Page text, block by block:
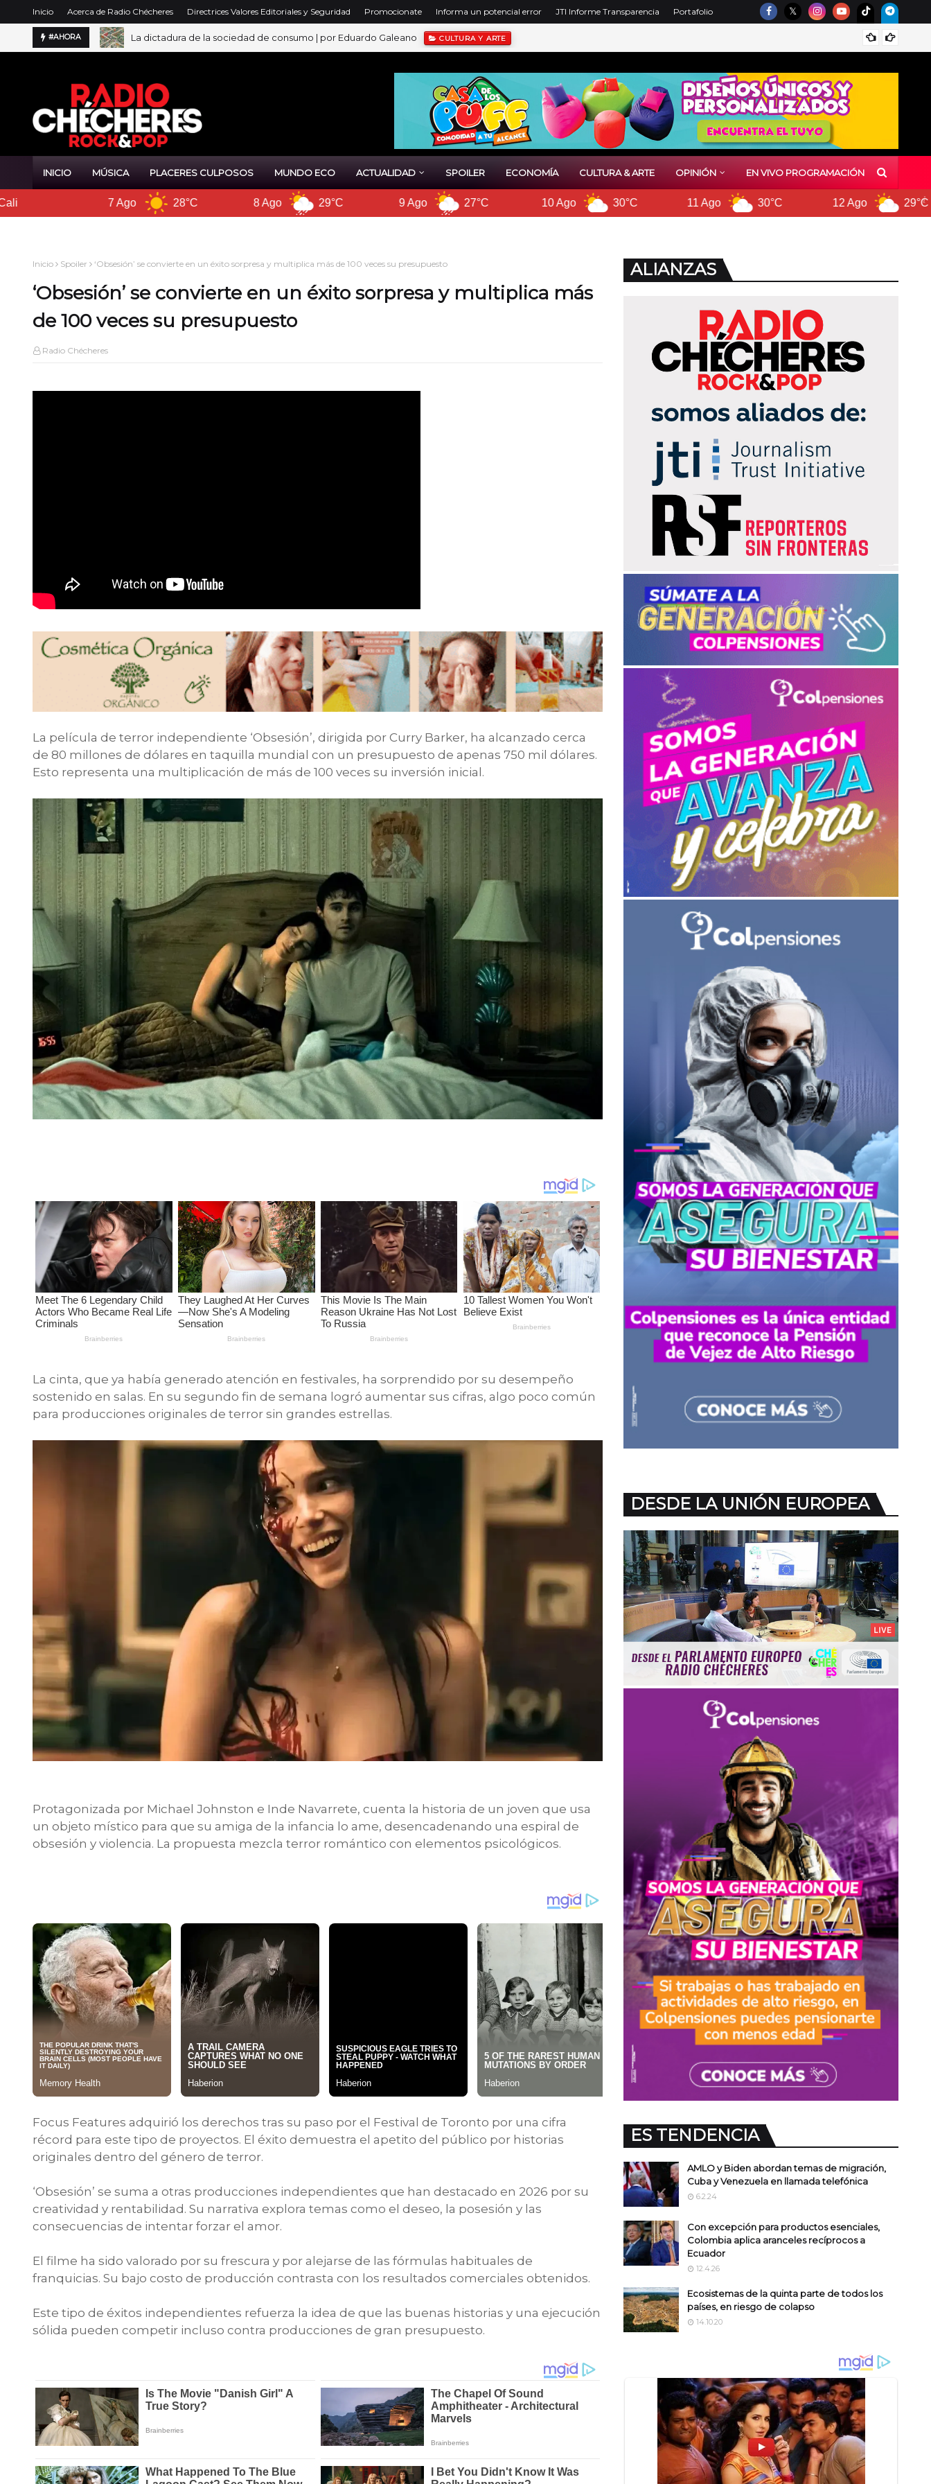
Inicio Acerca de Radio Chécheres Directrices Valores Editoriales y Seguridad Promocionate Informa un potencial error JTI Informe Transparencia Portafolio
#AHORA La dictadura de la sociedad de consumo | por Eduardo Galeano CULTURA Y ARTE
INICIO MÚSICA PLACERES CULPOSOS MUNDO ECO ACTUALIDAD SPOILER ECONOMÍA CULTURA & ARTE OPINIÓN EN VIVO PROGRAMACIÓN
7 Ago 8 Ago 9 Ago 10 Ago 11 Ago 12 Ago 13 Ago
Inicio Spoiler ‘Obsesión’ se convierte en un éxito sorpresa y multiplica más de 100 veces su presupuesto
‘Obsesión’ se convierte en un éxito sorpresa y multiplica más
de 100 veces su presupuesto
Radio Chécheres
La película de terror independiente ‘Obsesión’, dirigida por Curry Barker, ha alcanzado cerca
de 80 millones de dólares en taquilla mundial con un presupuesto de apenas 750 mil dólares.
Esto representa una multiplicación de más de 100 veces su inversión inicial.
La cinta, que ya había generado atención en festivales, ha sorprendido por su desempeño
sostenido en salas. En su segundo fin de semana logró aumentar sus cifras, algo poco común
para producciones originales de terror sin grandes estrellas.
Protagonizada por Michael Johnston e Inde Navarrete, cuenta la historia de un joven que usa
un objeto místico para que su amiga de la infancia lo ame, desencadenando una espiral de
obsesión y violencia. La propuesta mezcla terror romántico con elementos psicológicos.
Focus Features adquirió los derechos tras su paso por el Festival de Toronto por una cifra
récord para este tipo de proyectos. El éxito demuestra el apetito del público por historias
originales dentro del género de terror.
‘Obsesión’ se suma a otras producciones independientes que han destacado en 2026 por su
creatividad y rentabilidad. Su narrativa explora temas como el deseo, la posesión y las
consecuencias de intentar forzar el amor.
El filme ha sido valorado por su frescura y por alejarse de las fórmulas habituales de
franquicias. Su bajo costo de producción contrasta con los resultados comerciales obtenidos.
Este tipo de éxitos independientes refuerza la idea de que las buenas historias y una ejecución
sólida pueden competir incluso contra producciones de gran presupuesto.
ALIANZAS
DESDE LA UNIÓN EUROPEA
ES TENDENCIA
AMLO y Biden abordan temas de migración,
Cuba y Venezuela en llamada telefónica
6.2.24
Con excepción para productos esenciales,
Colombia aplica aranceles recíprocos a
Ecuador
12.4.26
Ecosistemas de la quinta parte de todos los
países, en riesgo de colapso
14.10.20